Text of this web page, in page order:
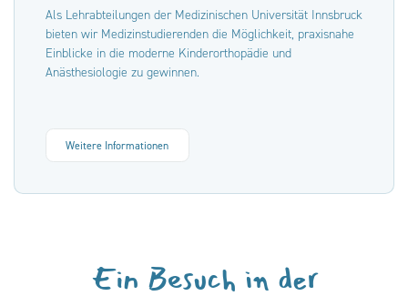
Als Lehrabteilungen der Medizinischen Universität Innsbruck
bieten wir Medizinstudierenden die Möglichkeit, praxisnahe
Einblicke in die moderne Kinderorthopädie und
Anästhesiologie zu gewinnen.
Weitere Informationen
Ein Besuch in der